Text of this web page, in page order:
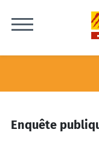
Enquête